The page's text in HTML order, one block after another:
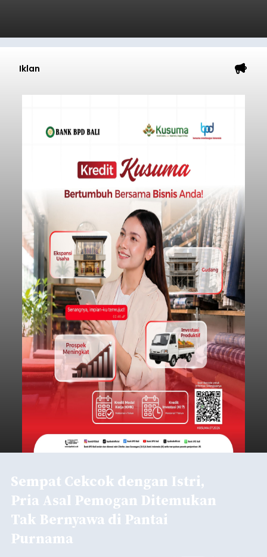
Iklan
Sempat Cekcok dengan Istri,
Pria Asal Pemogan Ditemukan
Tak Bernyawa di Pantai
Purnama